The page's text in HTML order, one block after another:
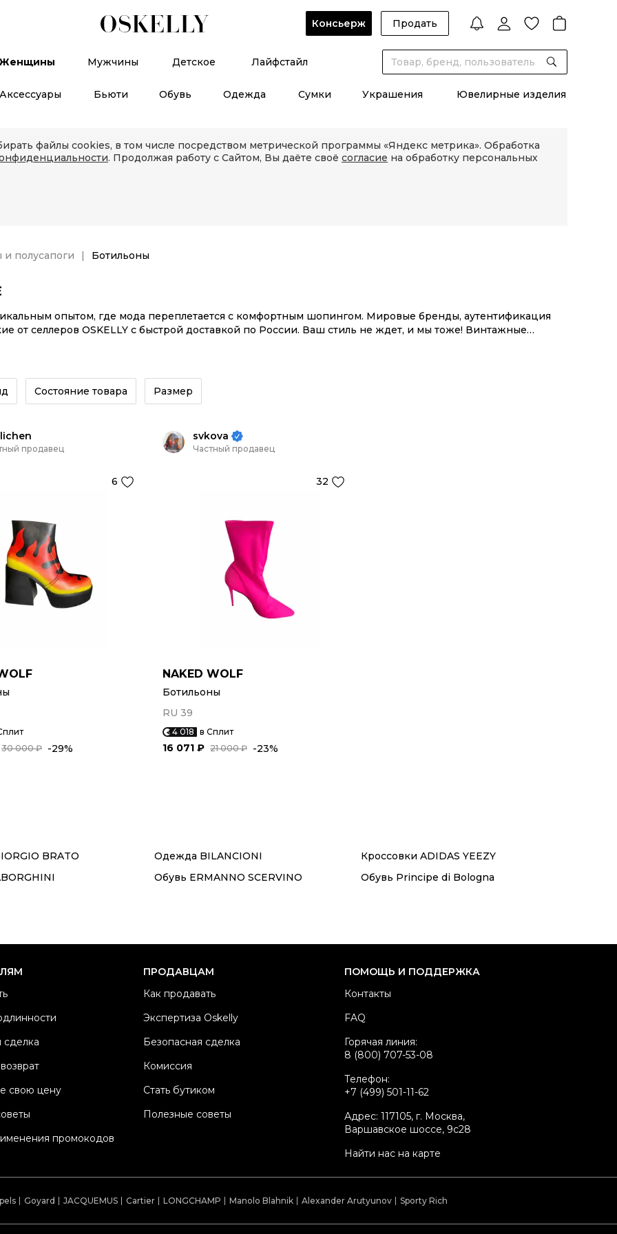
Консьерж Продать
Мужчины Детское Лайфстайл
Аксессуары Бьюти Обувь Одежда Сумки Украшения Ювелирные изделия
файлы cookies, в том числе посредством метрической программы «Яндекс метрика». Обработка
. Продолжая работу с Сайтом, Вы даёте своё согласие на обработку персональных
полусапоги Ботильоны
опытом, где мода переплетается с комфортным шопингом. Мировые бренды, аутентификация
от селлеров OSKELLY с быстрой доставкой по России. Ваш стиль не ждет, и мы тоже! Винтажные
Состояние товара Размер
продавец
6
30 000 ₽ -29%
svkova
Частный продавец
32
NAKED WOLF
Ботильоны
RU 39
4 018 в Сплит
21 000 ₽
16 071 ₽ -23%
BRATO Одежда BILANCIONI
Кроссовки ADIDAS YEEZY
Обувь ERMANNO SCERVINO Обувь Principe di Bologna
сделка
свою цену
промокодов
ПРОДАВЦАМ
Как продавать
Экспертиза Oskelly
Безопасная сделка
Комиссия
Стать бутиком
Полезные советы
ПОМОЩЬ И ПОДДЕРЖКА
Контакты
FAQ
Горячая линия:
8 (800) 707-53-08
Телефон:
+7 (499) 501-11-62
Адрес: 117105, г. Москва,
Варшавское шоссе, 9с28
Найти нас на карте
Goyard JACQUEMUS Cartier LONGCHAMP Manolo Blahnik Alexander Arutyunov Sporty Rich